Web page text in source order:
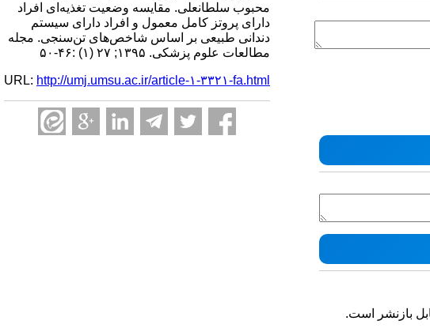
محبوب سلطانعلی. مقایسه وضعیت تغذیه‌ای افراد
دارای پروتز کامل معمول و افراد دارای سیستم
دندانی طبیعی بر اساس شاخص‌های تن‌سنجی. مجله
مطالعات علوم پزشکی. ۱۳۹۵; ۲۷ (۱) :۴۶-۵۰
URL: http://umj.umsu.ac.ir/article-۱-۳۳۲۱-fa.html
بازنشر است.